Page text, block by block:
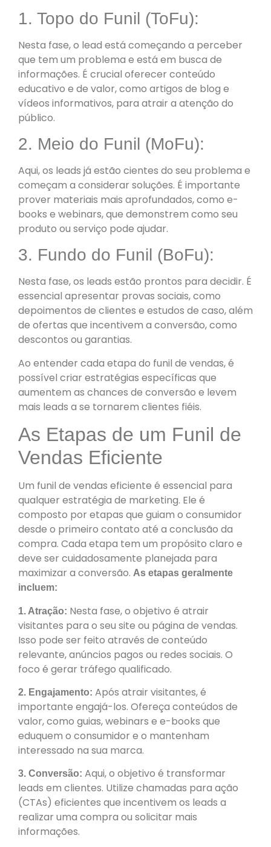
1. Topo do Funil (ToFu):
Nesta fase, o lead está começando a perceber
que tem um problema e está em busca de
informações. É crucial oferecer conteúdo
educativo e de valor, como artigos de blog e
vídeos informativos, para atrair a atenção do
público.
2. Meio do Funil (MoFu):
Aqui, os leads já estão cientes do seu problema e
começam a considerar soluções. É importante
prover materiais mais aprofundados, como e-
books e webinars, que demonstrem como seu
produto ou serviço pode ajudar.
3. Fundo do Funil (BoFu):
Nesta fase, os leads estão prontos para decidir. É
essencial apresentar provas sociais, como
depoimentos de clientes e estudos de caso, além
de ofertas que incentivem a conversão, como
descontos ou garantias.
Ao entender cada etapa do funil de vendas, é
possível criar estratégias específicas que
aumentem as chances de conversão e levem
mais leads a se tornarem clientes fiéis.
As Etapas de um Funil de
Vendas Eficiente
Um funil de vendas eficiente é essencial para
qualquer estratégia de marketing. Ele é
composto por etapas que guiam o consumidor
desde o primeiro contato até a conclusão da
compra. Cada etapa tem um propósito claro e
deve ser cuidadosamente planejada para
maximizar a conversão. As etapas geralmente
incluem:
1. Atração: Nesta fase, o objetivo é atrair
visitantes para o seu site ou página de vendas.
Isso pode ser feito através de conteúdo
relevante, anúncios pagos ou redes sociais. O
foco é gerar tráfego qualificado.
2. Engajamento: Após atrair visitantes, é
importante engajá-los. Ofereça conteúdos de
valor, como guias, webinars e e-books que
eduquem o consumidor e o mantenham
interessado na sua marca.
3. Conversão: Aqui, o objetivo é transformar
leads em clientes. Utilize chamadas para ação
(CTAs) eficientes que incentivem os leads a
realizar uma compra ou solicitar mais
informações.